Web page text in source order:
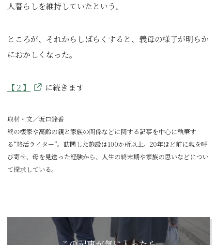
人暮らしを維持していたという。
ところが、それからしばらくすると、義母の様子が明らか
におかしくなった。
【２】 に続きます
取材・文／坂口鈴香
終の棲家や高齢の親と家族の関係などに関する記事を中心に執筆す
る“終活ライター”。訪問した施設は100か所以上。20年ほど前に親を呼
び寄せ、母を見送った経験から、人生の終末期や家族の思いなどについ
て探求している。